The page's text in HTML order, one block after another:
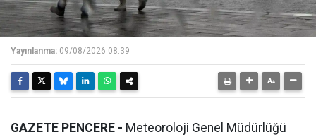
Yayınlanma: 09/08/2026 08:39
GAZETE PENCERE - Meteoroloji Genel Müdürlüğü